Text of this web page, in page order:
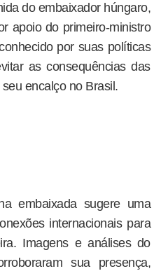
do embaixador húngaro,
apoio do primeiro-ministro
por suas políticas
as consequências das
encalço no Brasil.
embaixada sugere uma
internacionais para
Imagens e análises do
sua presença,